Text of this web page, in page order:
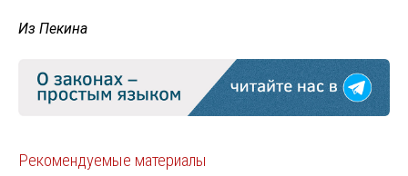
Из Пекина
Рекомендуемые материалы